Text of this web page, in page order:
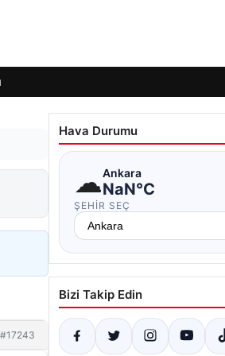
#17243
Hava Durumu
☁Ankara
NaN°C
ŞEHIR SEÇ
Bizi Takip Edin